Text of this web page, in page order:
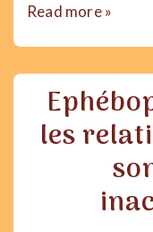
La
est-
handicap
Read more »
les